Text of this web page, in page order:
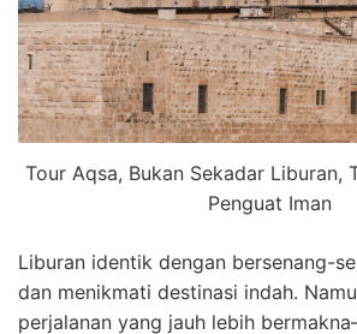
Tour Aqsa, Bukan Sekadar Liburan,
Penguat Iman
Liburan identik dengan bersenang-
dan menikmati destinasi indah.
perjalanan yang jauh lebih